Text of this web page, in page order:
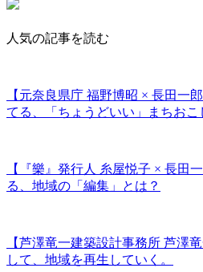
人気の記事を読む
【元奈良県庁 福野博昭 × 長田一
てる、「ちょうどいい」まちおこ
【『樂』発行人 糸屋悦子 × 長田
る、地域の「編集」とは？
【芦澤竜一建築設計事務所 芦澤
して、地域を再生していく。